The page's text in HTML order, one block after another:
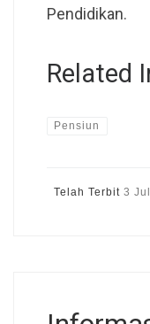
Pendidikan.
Related
Pensiun
Telah Terbit 3